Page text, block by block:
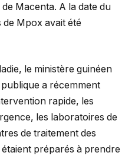
Macenta. A la date du
Mpox avait été
le ministère guinéen
publique a récemment
rapide, les
les laboratoires de
de traitement des
préparés à prendre